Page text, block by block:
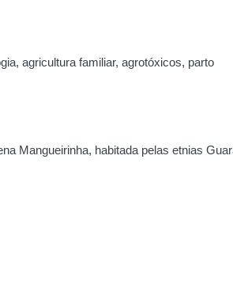
agricultura familiar, agrotóxicos, parto
Mangueirinha, habitada pelas etnias